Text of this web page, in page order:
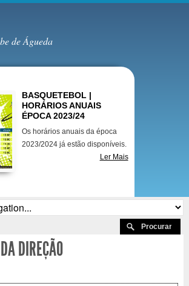
de Águeda
BASQUETEBOL |
HORÁRIOS ANUAIS
ÉPOCA 2023/24
Os horários anuais da época
2023/2024 já estão disponíveis.
Ler Mais
DIREÇÃO